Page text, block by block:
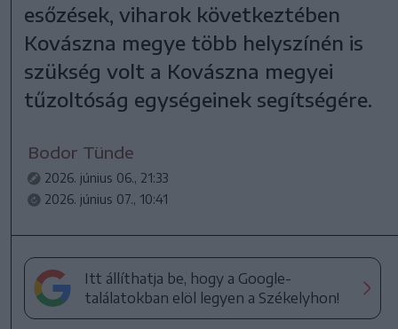
esőzések, viharok következtében
Kovászna megye több helyszínén is
szükség volt a Kovászna megyei
tűzoltóság egységeinek segítségére.
Bodor Tünde
2026. június 06., 21:33
2026. június 07., 10:41
Itt állíthatja be, hogy a Google-
találatokban elöl legyen a Székelyhon!